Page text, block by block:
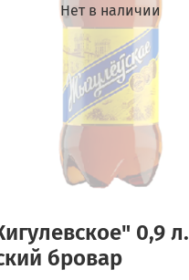
Нет в наличии
0,9 л.
бровар